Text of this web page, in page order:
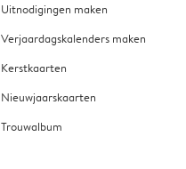
Uitnodigingen maken
Verjaardagskalenders maken
Kerstkaarten
Nieuwjaarskaarten
Trouwalbum